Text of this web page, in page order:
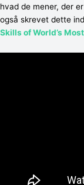
hvad de mener, der
også skrevet dette
Skills of World’s